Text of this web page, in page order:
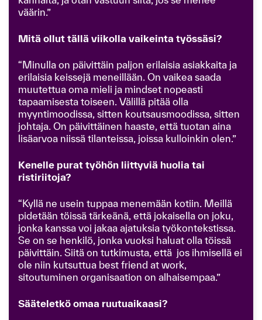
väärin.”
Mitä ollut tällä viikolla vaikeinta työssäsi?
“Minulla on päivittäin paljon erilaisia asiakkaita ja
erilaisia keissejä meneillään. On vaikea saada
muutettua oma mieli ja mindset nopeasti
tapaamisesta toiseen. Välillä pitää olla
myyntimoodissa, sitten koutsausmoodissa, sitten
johtaja. On päivittäinen haaste, että tuotan aina
lisäarvoa niissä tilanteissa, joissa kulloinkin olen.”
Kenelle purat työhön liittyviä huolia tai
ristiriitoja?
“Kyllä ne usein tuppaa menemään kotiin. Meillä
pidetään töissä tärkeänä, että jokaisella on joku,
jonka kanssa voi jakaa ajatuksia työkontekstissa.
Se on se henkilö, jonka vuoksi haluat olla töissä
päivittäin. Siitä on tutkimusta, että jos ihmisellä ei
ole niin kutsuttua best friend at work,
sitoutuminen organisaation on alhaisempaa.”
Sääteletkö omaa ruutuaikaasi?